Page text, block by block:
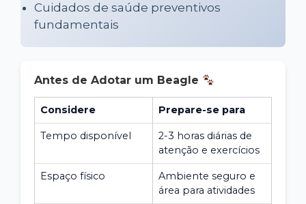
Cuidados de saúde preventivos
fundamentais
Antes de Adotar um Beagle
Considere Prepare-se para
Tempo disponível
2-3 horas diárias de
atenção e exercícios
Espaço físico
Ambiente seguro e
área para atividades